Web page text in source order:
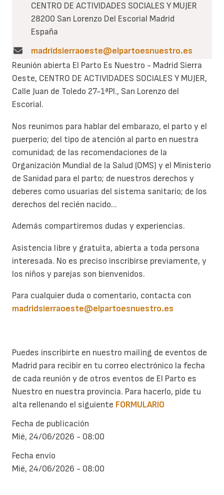
Reunión abierta El Parto Es Nuestro - Madrid Sierra
Oeste, CENTRO DE ACTIVIDADES SOCIALES Y MUJER,
Calle Juan de Toledo 27-1ªPl., San Lorenzo del
Escorial.
Nos reunimos para hablar del embarazo, el parto y el
puerperio; del tipo de atención al parto en nuestra
comunidad; de las recomendaciones de la
Organización Mundial de la Salud (OMS) y el Ministerio
de Sanidad para el parto; de nuestros derechos y
deberes como usuarias del sistema sanitario; de los
derechos del recién nacido...
Además compartiremos dudas y experiencias.
Asistencia libre y gratuita, abierta a toda persona
interesada. No es preciso inscribirse previamente, y
los niños y parejas son bienvenidos.
Para cualquier duda o comentario, contacta con
madridsierraoeste@elpartoesnuestro.es
Puedes inscribirte en nuestro mailing de eventos de
Madrid para recibir en tu correo electrónico la fecha
de cada reunión y de otros eventos de El Parto es
Nuestro en nuestra provincia. Para hacerlo, pide tu
alta rellenando el siguiente FORMULARIO
Fecha de publicación
Mié, 24/06/2026 - 08:00
Fecha envío
Mié, 24/06/2026 - 08:00
CENTRO DE ACTIVIDADES SOCIALES Y MUJER
28200 San Lorenzo Del Escorial Madrid
España
madridsierraoeste@elpartoesnuestro.es